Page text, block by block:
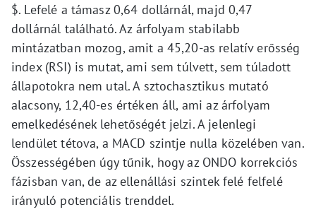
$. Lefelé a támasz 0,64 dollárnál, majd 0,47
dollárnál található. Az árfolyam stabilabb
mintázatban mozog, amit a 45,20-as relatív erősség
index (RSI) is mutat, ami sem túlvett, sem túladott
állapotokra nem utal. A sztochasztikus mutató
alacsony, 12,40-es értéken áll, ami az árfolyam
emelkedésének lehetőségét jelzi. A jelenlegi
lendület tétova, a MACD szintje nulla közelében van.
Összességében úgy tűnik, hogy az ONDO korrekciós
fázisban van, de az ellenállási szintek felé felfelé
irányuló potenciális trenddel.